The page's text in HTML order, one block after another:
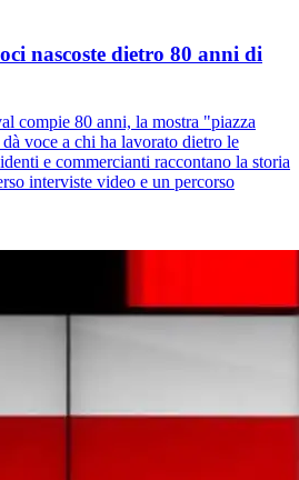
nascoste dietro 80 anni di
compie 80 anni, la mostra "piazza
voce a chi ha lavorato dietro le
e commercianti raccontano la storia
interviste video e un percorso